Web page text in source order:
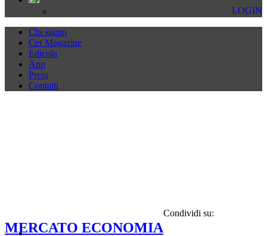
LOGIN
Chi siamo
Cer Magazine
Edicola
App
Press
Contatti
MERCATO ECONOMIA
Condividi su: